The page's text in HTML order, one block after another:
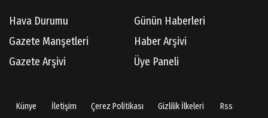
Cüneyt AYBEY
Hisarcıların Son Şairini Uğurlarken
Ben Bir Yazar Adayıyım Gülhane Parkında
Hava Durumu
Günün Haberleri
Gazete Manşetleri
Haber Arşivi
Gazete Arşivi
Üye Paneli
Künye İletişim Çerez Politikası Gizlilik İlkeleri Rss